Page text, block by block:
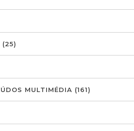
(25)
MULTIMÉDIA (161)